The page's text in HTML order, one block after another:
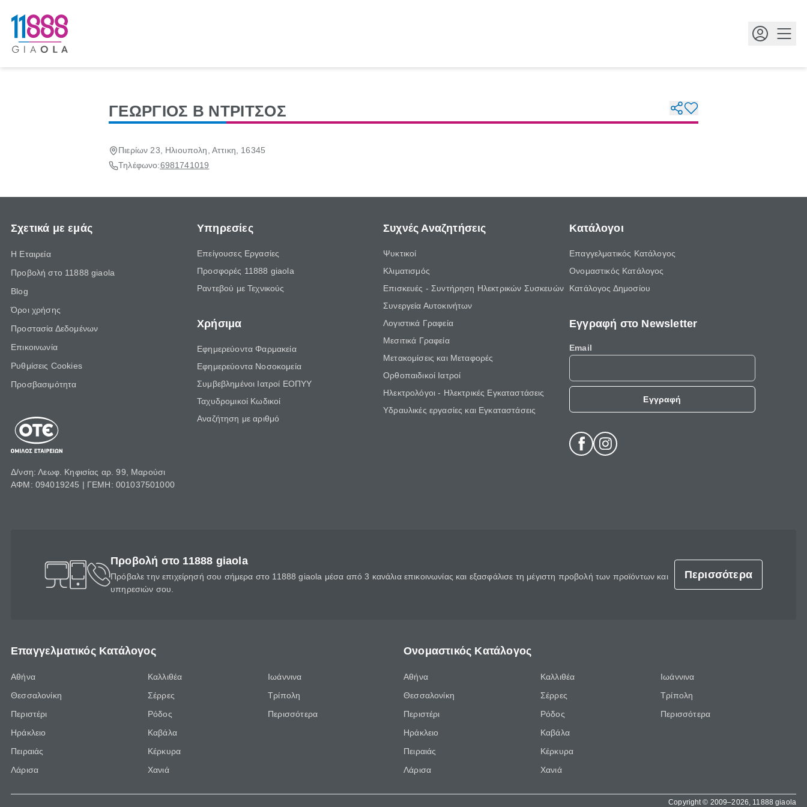
ΓΕΩΡΓΙΟΣ Β ΝΤΡΙΤΣΟΣ
Πιερίων 23, Ηλιουπολη, Αττικη, 16345
Τηλέφωνο:6981741019
Σχετικά με εμάς
Η Εταιρεία
Προβολή στο 11888 giaola
Blog
Όροι χρήσης
Προστασία Δεδομένων
Επικοινωνία
Ρυθμίσεις Cookies
Προσβασιμότητα
Δ/νση: Λεωφ. Κηφισίας αρ. 99, Μαρούσι
ΑΦΜ: 094019245 | ΓΕΜΗ: 001037501000
Υπηρεσίες
Επείγουσες Εργασίες
Προσφορές 11888 giaola
Ραντεβού με Τεχνικούς
Χρήσιμα
Εφημερεύοντα Φαρμακεία
Εφημερεύοντα Νοσοκομεία
Συμβεβλημένοι Ιατροί ΕΟΠΥΥ
Ταχυδρομικοί Κωδικοί
Αναζήτηση με αριθμό
Συχνές Αναζητήσεις
Ψυκτικοί
Κλιματισμός
Επισκευές - Συντήρηση Ηλεκτρικών Συσκευών
Συνεργεία Αυτοκινήτων
Λογιστικά Γραφεία
Μεσιτικά Γραφεία
Μετακομίσεις και Μεταφορές
Ορθοπαιδικοί Ιατροί
Ηλεκτρολόγοι - Ηλεκτρικές Εγκαταστάσεις
Υδραυλικές εργασίες και Εγκαταστάσεις
Κατάλογοι
Επαγγελματικός Κατάλογος
Ονομαστικός Κατάλογος
Κατάλογος Δημοσίου
Εγγραφή στο Newsletter
Email
Εγγραφή
Προβολή στο 11888 giaola
Πρόβαλε την επιχείρησή σου σήμερα στο 11888 giaola μέσα από 3 κανάλια επικοινωνίας και εξασφάλισε τη μέγιστη προβολή των προϊόντων και
υπηρεσιών σου.
Περισσότερα
Επαγγελματικός Κατάλογος
Αθήνα
Θεσσαλονίκη
Περιστέρι
Ηράκλειο
Πειραιάς
Λάρισα
Καλλιθέα
Σέρρες
Ρόδος
Καβάλα
Κέρκυρα
Χανιά
Ιωάννινα
Τρίπολη
Περισσότερα
Ονομαστικός Κατάλογος
Αθήνα
Θεσσαλονίκη
Περιστέρι
Ηράκλειο
Πειραιάς
Λάρισα
Καλλιθέα
Σέρρες
Ρόδος
Καβάλα
Κέρκυρα
Χανιά
Ιωάννινα
Τρίπολη
Περισσότερα
Copyright © 2009–2026, 11888 giaola